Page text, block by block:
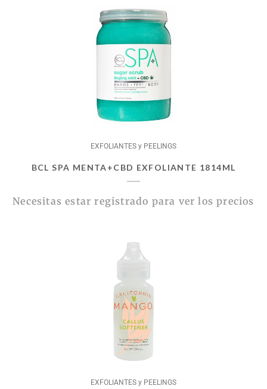
EXFOLIANTES y PEELINGS
BCL SPA MENTA+CBD EXFOLIANTE 1814ML
Necesitas estar registrado para ver los precios
EXFOLIANTES y PEELINGS